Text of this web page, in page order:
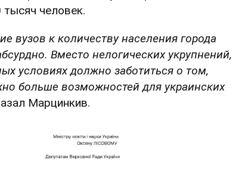
человек.
вузов к количеству населения города
Вместо нелогических укрупнений,
условиях должно заботиться о том,
больше возможностей для украинских
Марцинкив.